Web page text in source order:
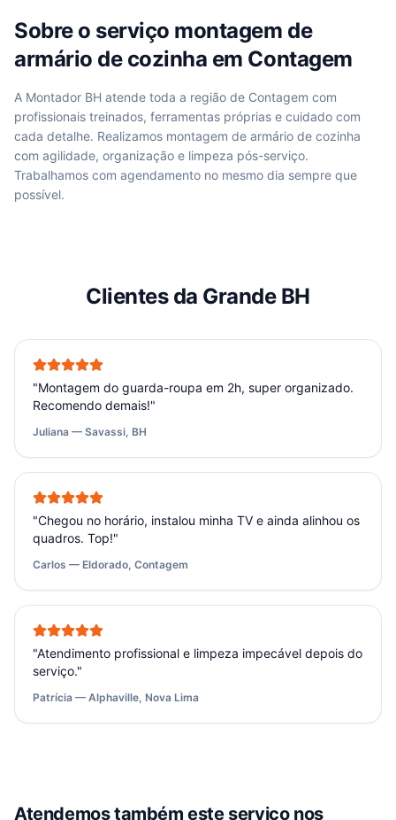
Sobre o serviço montagem de
armário de cozinha em Contagem
A Montador BH atende toda a região de Contagem com
profissionais treinados, ferramentas próprias e cuidado com
cada detalhe. Realizamos montagem de armário de cozinha
com agilidade, organização e limpeza pós-serviço.
Trabalhamos com agendamento no mesmo dia sempre que
possível.
Clientes da Grande BH
"Montagem do guarda-roupa em 2h, super organizado.
Recomendo demais!"
Juliana — Savassi, BH
"Chegou no horário, instalou minha TV e ainda alinhou os
quadros. Top!"
Carlos — Eldorado, Contagem
"Atendimento profissional e limpeza impecável depois do
serviço."
Patrícia — Alphaville, Nova Lima
Atendemos também este serviço nos